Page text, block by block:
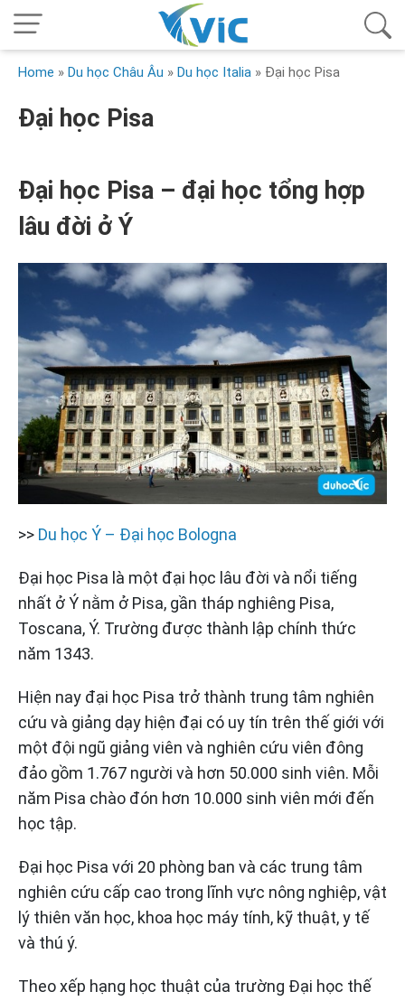
Home » Du học Châu Âu » Du học Italia » Đại học Pisa
Đại học Pisa
Đại học Pisa – đại học tổng hợp
lâu đời ở Ý
>> Du học Ý – Đại học Bologna
Đại học Pisa là một đại học lâu đời và nổi tiếng
nhất ở Ý nằm ở Pisa, gần tháp nghiêng Pisa,
Toscana, Ý. Trường được thành lập chính thức
năm 1343.
Hiện nay đại học Pisa trở thành trung tâm nghiên
cứu và giảng dạy hiện đại có uy tín trên thế giới với
một đội ngũ giảng viên và nghiên cứu viên đông
đảo gồm 1.767 người và hơn 50.000 sinh viên. Mỗi
năm Pisa chào đón hơn 10.000 sinh viên mới đến
học tập.
Đại học Pisa với 20 phòng ban và các trung tâm
nghiên cứu cấp cao trong lĩnh vực nông nghiệp, vật
lý thiên văn học, khoa học máy tính, kỹ thuật, y tế
và thú ý.
Theo xếp hạng học thuật của trường Đại học thế